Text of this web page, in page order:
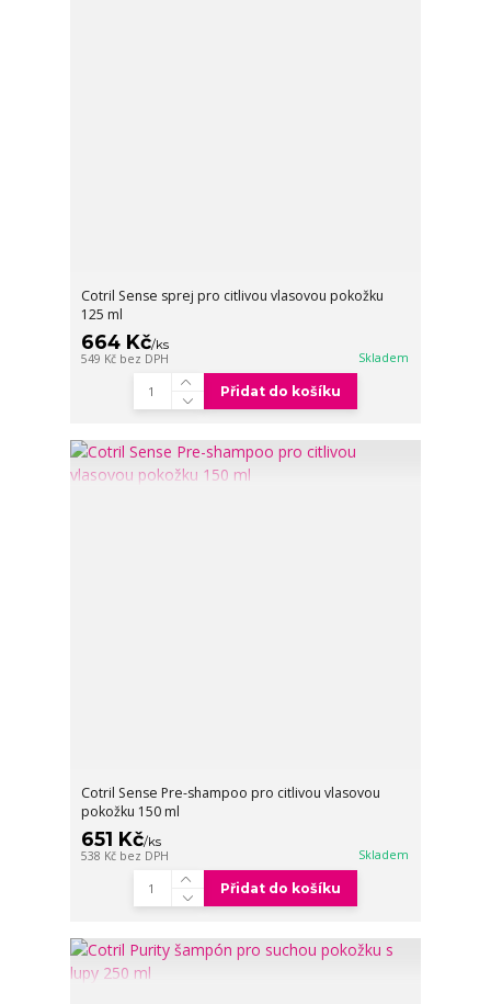
Cotril Sense sprej pro citlivou vlasovou pokožku
125 ml
664 Kč/ks
549 Kč bez DPH Skladem
Přidat do košíku
Cotril Sense Pre-shampoo pro citlivou vlasovou
pokožku 150 ml
651 Kč/ks
538 Kč bez DPH Skladem
Přidat do košíku